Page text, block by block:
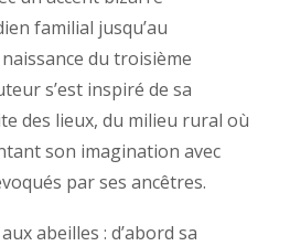
familial jusqu’au
du troisième
s’est inspiré de sa
des lieux, du milieu rural où
son imagination avec
par ses ancêtres.
abeilles : d’abord sa